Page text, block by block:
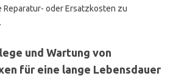
Reparatur- oder Ersatzkosten zu
und Wartung von
für eine lange Lebensdauer